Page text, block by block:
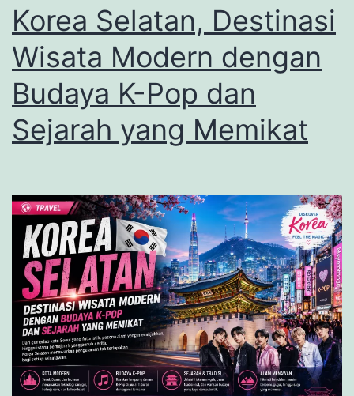
di
Peru
Korea Selatan, Destinasi
Wisata Modern dengan
Budaya K-Pop dan
Sejarah yang Memikat